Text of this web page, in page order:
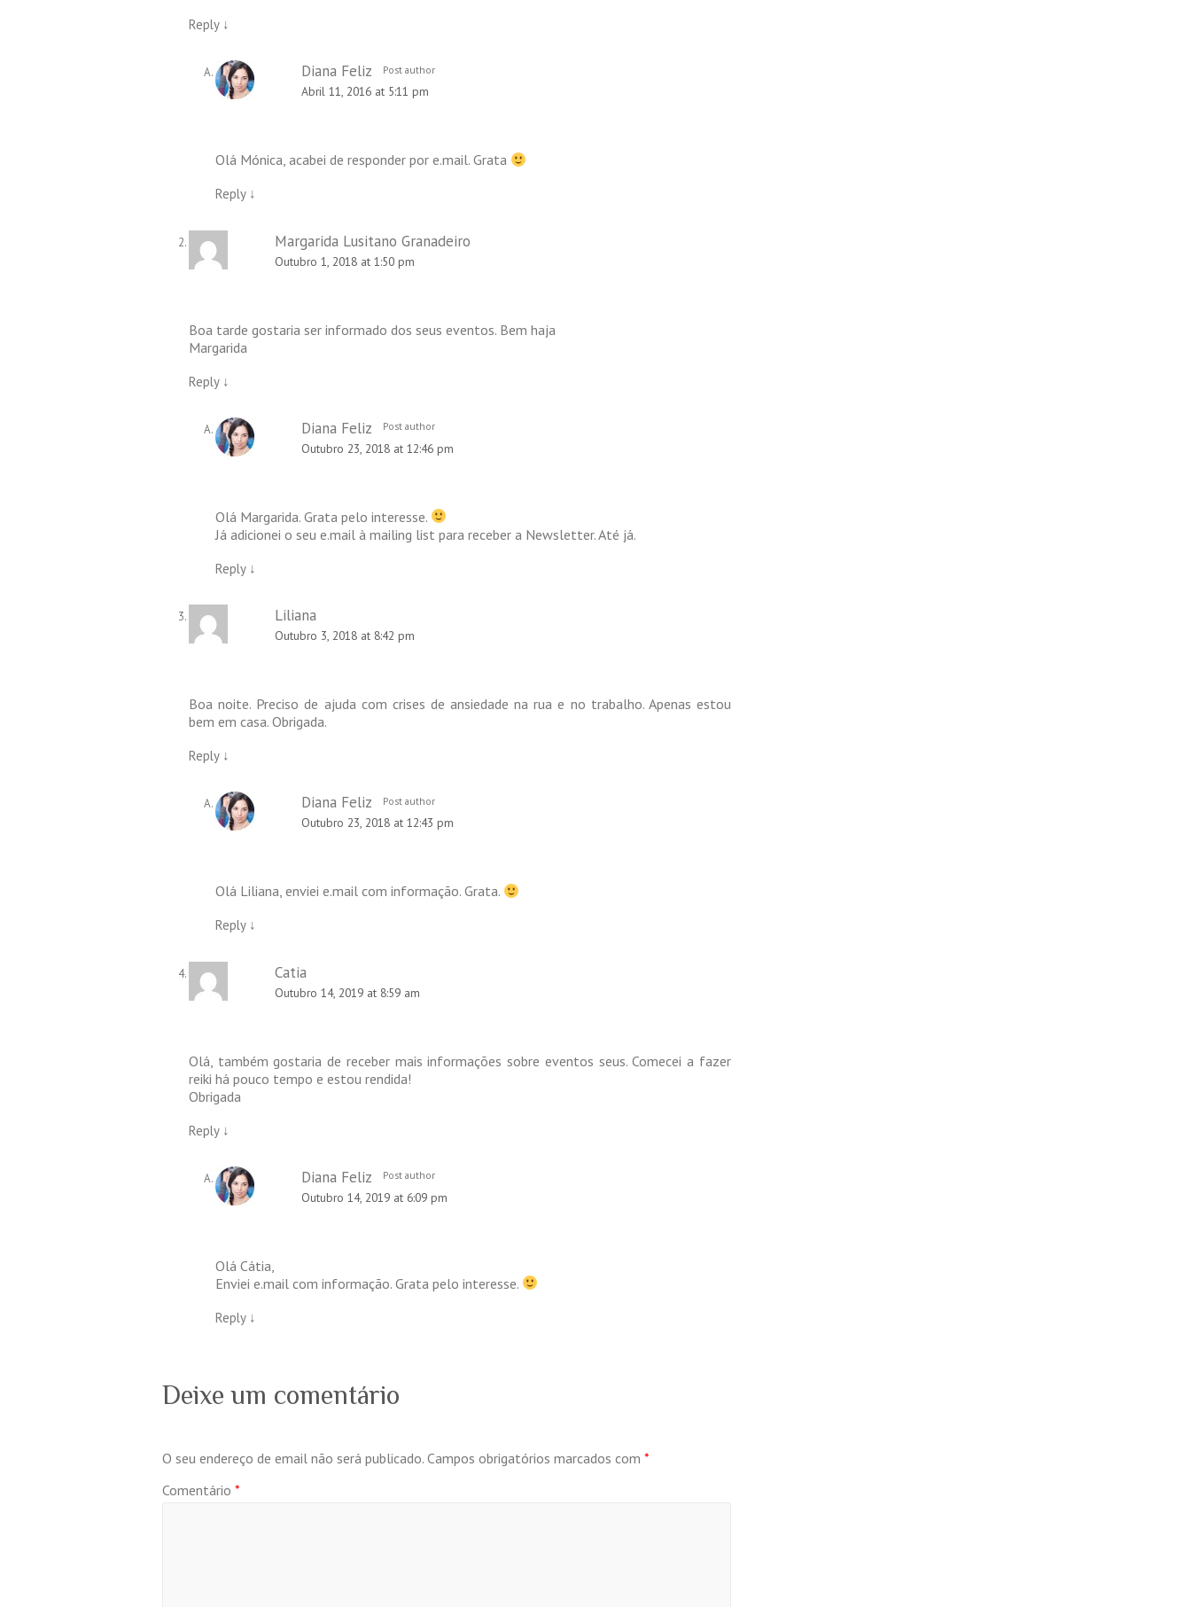
Reply ↓
Diana Feliz Post author
Abril 11, 2016 at 5:11 pm
Olá Mónica, acabei de responder por e.mail. Grata
Reply ↓
Margarida Lusitano Granadeiro
Outubro 1, 2018 at 1:50 pm
Boa tarde gostaria ser informado dos seus eventos. Bem haja
Margarida
Reply ↓
Diana Feliz Post author
Outubro 23, 2018 at 12:46 pm
Olá Margarida. Grata pelo interesse.
Já adicionei o seu e.mail à mailing list para receber a Newsletter. Até já.
Reply ↓
Liliana
Outubro 3, 2018 at 8:42 pm
Boa noite. Preciso de ajuda com crises de ansiedade na rua e no trabalho. Apenas estou
bem em casa. Obrigada.
Reply ↓
Diana Feliz Post author
Outubro 23, 2018 at 12:43 pm
Olá Liliana, enviei e.mail com informação. Grata.
Reply ↓
Catia
Outubro 14, 2019 at 8:59 am
Olá, também gostaria de receber mais informações sobre eventos seus. Comecei a fazer
reiki há pouco tempo e estou rendida!
Obrigada
Reply ↓
Diana Feliz Post author
Outubro 14, 2019 at 6:09 pm
Olá Cátia,
Enviei e.mail com informação. Grata pelo interesse.
Reply ↓
Deixe um comentário
O seu endereço de email não será publicado. Campos obrigatórios marcados com *
Comentário *